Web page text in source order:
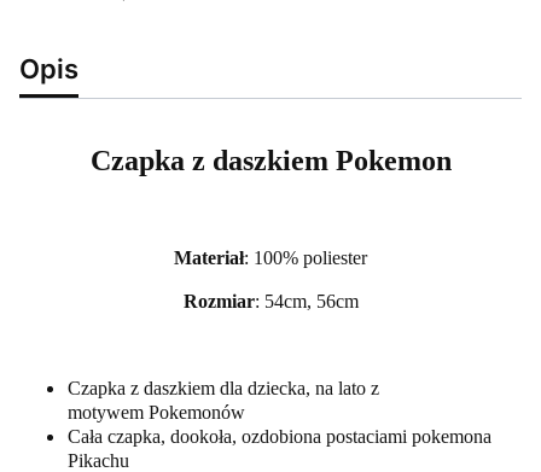
Opis
Czapka z daszkiem Pokemon
Materiał: 100% poliester
Rozmiar: 54cm, 56cm
Czapka z daszkiem dla dziecka, na lato z
motywem Pokemonów
Cała czapka, dookoła, ozdobiona postaciami pokemona
Pikachu